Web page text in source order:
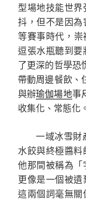
型場地技能世
抖，但不是因
等賽事時代，
逗張水瓶聽到要
了更深的哲學恐
帶動周邊餐飲、
與辦瑜伽場地事
收集化、常態化。
一域冰雪財
水餃與終極醬
他那間被稱為
更像是一個被遺
這兩個詞毫無關